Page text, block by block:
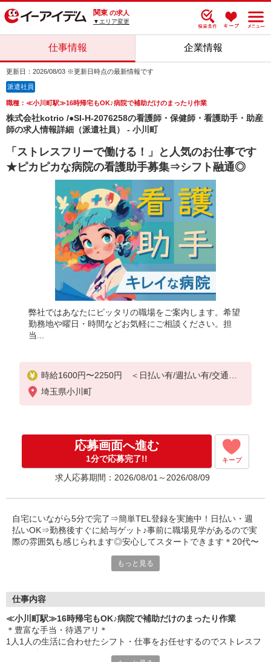
関東 の求人
▼エリア変更
仕事情報 企業情報
更新日：2026/08/03 ※更新日時点の最新情報です
派遣社員
職種：≪小川町駅≫16時帰宅もOK♪病院で補助だけのまったり作業
株式会社kotrio /●SI-H-2076258の看護師・保健師・看護助手・助産
師の求人情報詳細（派遣社員） - 小川町
「ストレスフリーで働ける！」と人気のお仕事です
★ピカピカな病院の看護助手募集⇒シフト融通◎
弊社ではあなたにピッタリの職場をご案内します。希望
勤務地や曜日・時間などお気軽にご相談ください。担
当...
時給1600円〜2250円 ＜日払い有/週払い有/交通費
全支給(ガソリン代含む)＞
埼玉県小川町
応募画面へ進む
1分で応募完了!! キープ
求人応募期間：2026/08/01～2026/08/09
自宅にいながら5分で完了⇒簡単TEL登録を実施中！日払い・週
払いOK⇒勤務後すぐに給与ゲット♪事前に職場見学があるので実
際の雰囲気も感じられます◎安心してスタートできます＊20代〜
もっと見る
仕事内容
≪小川町駅≫16時帰宅もOK♪病院で補助だけのまったり作業
＊豊富な手当・待遇アリ＊
1人1人の生活に合わせたシフト・仕事をお任せするのでストレスフ